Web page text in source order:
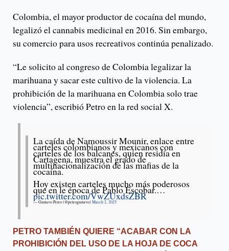
Colombia, el mayor productor de cocaína del mundo,
legalizó el cannabis medicinal en 2016. Sin embargo,
su comercio para usos recreativos continúa penalizado.
“Le solicito al congreso de Colombia legalizar la
marihuana y sacar este cultivo de la violencia. La
prohibición de la marihuana en Colombia solo trae
violencia”, escribió Petro en la red social X.
La caída de Namoussir Mounir, enlace entre
carteles colombianos y mexicanos con
carteles de los balcanes, quien residía en
Cartagena, muestra el grado de
multinacionalización de las mafias de la
cocaína.
Hoy existen carteles mucho más poderosos
que en le época de Pablo Escobar.…
pic.twitter.com/VwZUxdsZBR
— Gustavo Petro (@petrogustavo) March 2, 2025
PETRO TAMBIÉN QUIERE “ACABAR CON LA
PROHIBICIÓN DEL USO DE LA HOJA DE COCA